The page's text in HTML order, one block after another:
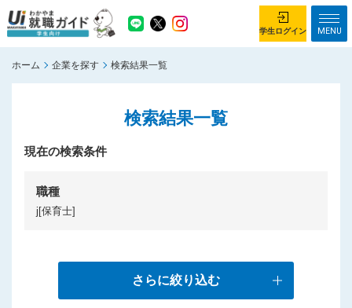
企業を探す
がっつり就業体験コース
イベント情報
お知らせ
ちょこっと仕事体験コース トップ
学生ログイン MENU
ホーム 企業を探す 検索結果一覧
検索結果一覧
現在の検索条件
職種
j[保育士]
さらに絞り込む